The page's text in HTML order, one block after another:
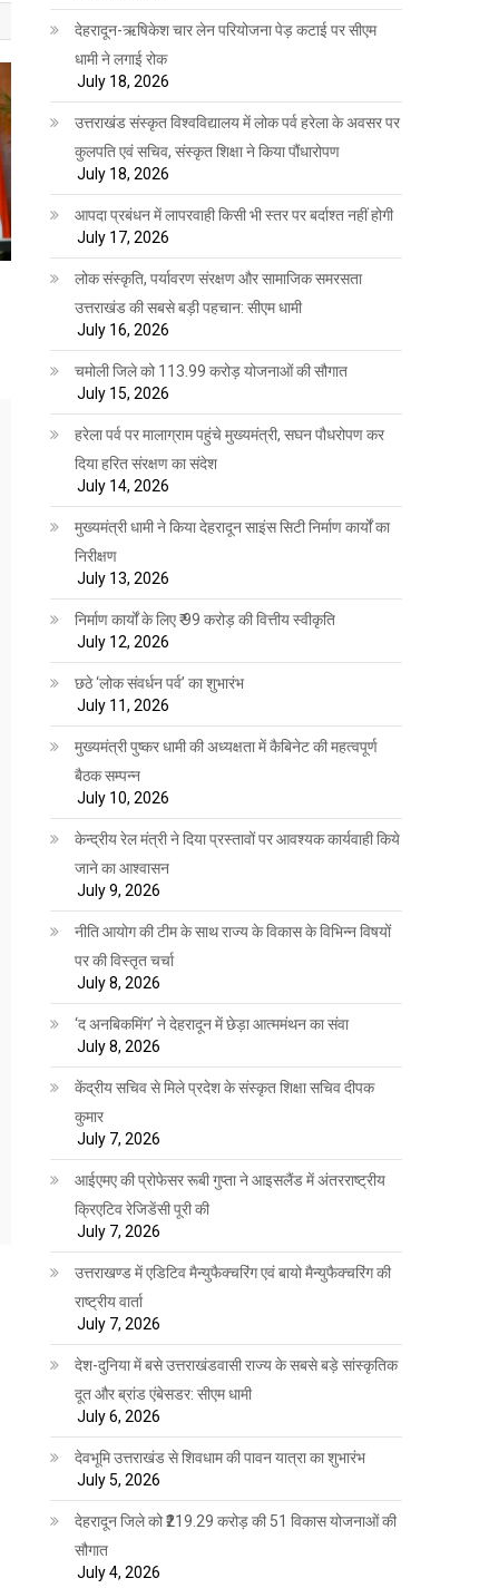
देहरादून-ऋषिकेश चार लेन परियोजना पेड़ कटाई पर सीएम
धामी ने लगाई रोक
July 18, 2026
उत्तराखंड संस्कृत विश्वविद्यालय में लोक पर्व हरेला के अवसर पर
कुलपति एवं सचिव, संस्कृत शिक्षा ने किया पौंधारोपण
July 18, 2026
आपदा प्रबंधन में लापरवाही किसी भी स्तर पर बर्दाश्त नहीं होगी
July 17, 2026
लोक संस्कृति, पर्यावरण संरक्षण और सामाजिक समरसता
उत्तराखंड की सबसे बड़ी पहचान: सीएम धामी
July 16, 2026
चमोली जिले को 113.99 करोड़ योजनाओं की सौगात
July 15, 2026
हरेला पर्व पर मालाग्राम पहुंचे मुख्यमंत्री, सघन पौधरोपण कर
दिया हरित संरक्षण का संदेश
July 14, 2026
मुख्यमंत्री धामी ने किया देहरादून साइंस सिटी निर्माण कार्यों का
निरीक्षण
July 13, 2026
निर्माण कार्यों के लिए ₹ 99 करोड़ की वित्तीय स्वीकृति
July 12, 2026
छठे ‘लोक संवर्धन पर्व’ का शुभारंभ
July 11, 2026
मुख्यमंत्री पुष्कर धामी की अध्यक्षता में कैबिनेट की महत्वपूर्ण
बैठक सम्पन्न
July 10, 2026
केन्द्रीय रेल मंत्री ने दिया प्रस्तावों पर आवश्यक कार्यवाही किये
जाने का आश्वासन
July 9, 2026
नीति आयोग की टीम के साथ राज्य के विकास के विभिन्न विषयों
पर की विस्तृत चर्चा
July 8, 2026
‘द अनबिकमिंग’ ने देहरादून में छेड़ा आत्ममंथन का संवा
July 8, 2026
केंद्रीय सचिव से मिले प्रदेश के संस्कृत शिक्षा सचिव दीपक
कुमार
July 7, 2026
आईएमए की प्रोफेसर रूबी गुप्ता ने आइसलैंड में अंतरराष्ट्रीय
क्रिएटिव रेजिडेंसी पूरी की
July 7, 2026
उत्तराखण्ड में एडिटिव मैन्युफैक्चरिंग एवं बायो मैन्युफैक्चरिंग की
राष्ट्रीय वार्ता
July 7, 2026
देश-दुनिया में बसे उत्तराखंडवासी राज्य के सबसे बड़े सांस्कृतिक
दूत और ब्रांड एंबेसडर: सीएम धामी
July 6, 2026
देवभूमि उत्तराखंड से शिवधाम की पावन यात्रा का शुभारंभ
July 5, 2026
देहरादून जिले को ₹219.29 करोड़ की 51 विकास योजनाओं की
सौगात
July 4, 2026